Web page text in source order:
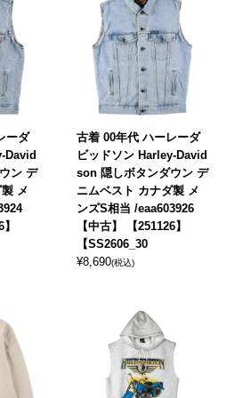
ーダ
David
ン デ
メ
古着 00年代 ハーレーダ
ビッドソン Harley-David
son 隠しボタンダウン デ
ニムベスト カナダ製 メ
ンズS相当 /eaa603926
【中古】 【251126】
【SS2606_30
¥8,690(税込)